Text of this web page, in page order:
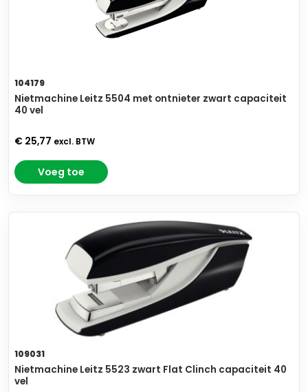
104179
Nietmachine Leitz 5504 met ontnieter zwart capaciteit
40 vel
€ 25,77 excl. BTW
Voeg toe
109031
Nietmachine Leitz 5523 zwart Flat Clinch capaciteit 40
vel